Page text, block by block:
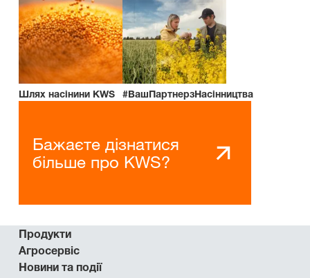
Шлях насінини KWS #ВашПартнерзНасінництва
Бажаєте дізнатися
більше про KWS?
Продукти
Агросервіс
Новини та події